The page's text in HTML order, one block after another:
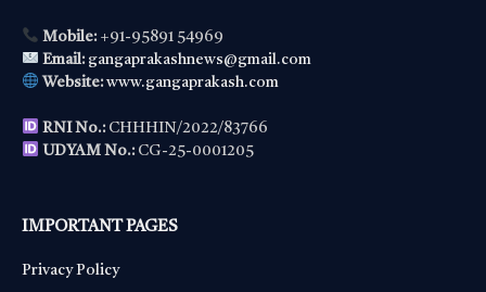
Mobile:+91-95891 54969
Email: gangaprakashnews@gmail.com
Website: www.gangaprakash.com
RNI No.:CHHHIN/2022/83766
UDYAM No.:CG-25-0001205
IMPORTANT PAGES
Privacy Policy